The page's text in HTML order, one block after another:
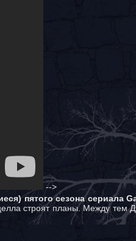
-->
пятого сезона сериала
строят планы. Между тем